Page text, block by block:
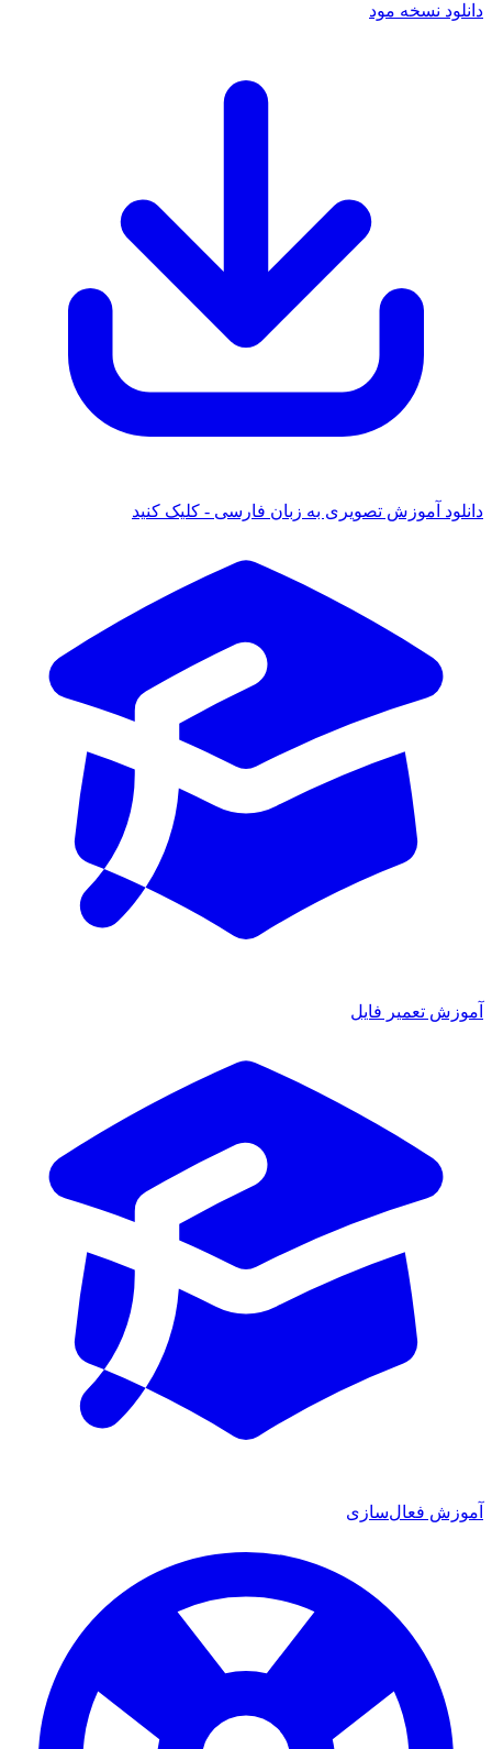
دانلود نسخه مود
دانلود آموزش تصویری به زبان فارسی - کلیک کنید
آموزش تعمیر فایل
آموزش فعال‌سازی